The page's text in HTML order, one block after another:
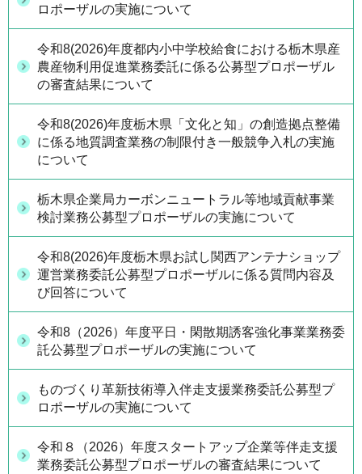
ロポーザルの実施について
令和8(2026)年度都内小中学校給食における栃木県産
農産物利用促進業務委託に係る公募型プロポーザル
の審査結果について
令和8(2026)年度栃木県「文化と知」の創造拠点整備
に係る地質調査業務の制限付き一般競争入札の実施
について
栃木県企業局カーボンニュートラル等地域貢献事業
検討業務公募型プロポーザルの実施について
令和8(2026)年度栃木県お試し関西アンテナショップ
運営業務委託公募型プロポーザルに係る質問内容及
び回答について
令和8（2026）年度平日・閑散期誘客強化事業業務委
託公募型プロポーザルの実施について
ものづくり革新技術導入伴走支援業務委託公募型プ
ロポーザルの実施について
令和８（2026）年度スタートアップ企業等伴走支援
業務委託公募型プロポーザルの審査結果について